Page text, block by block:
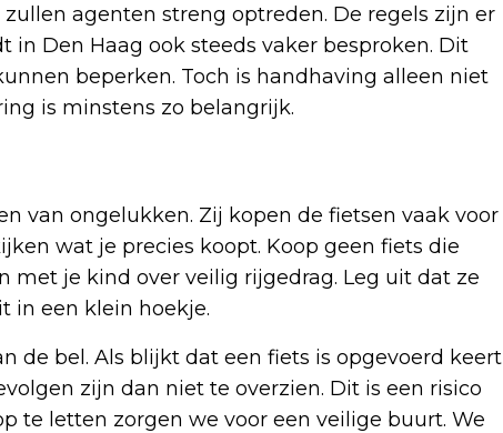
agenten streng optreden. De regels zijn er
Den Haag ook steeds vaker besproken. Dit
beperken. Toch is handhaving alleen niet
is minstens zo belangrijk.
van ongelukken. Zij kopen de fietsen vaak voor
wat je precies koopt. Koop geen fiets die
met je kind over veilig rijgedrag. Leg uit dat ze
in een klein hoekje.
de bel. Als blijkt dat een fiets is opgevoerd keert
zijn dan niet te overzien. Dit is een risico
te letten zorgen we voor een veilige buurt. We